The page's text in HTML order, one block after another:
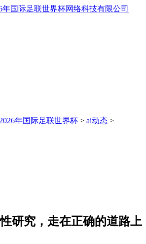
年国际足联世界杯 > ai动态 >
研究，走在正确的道路上